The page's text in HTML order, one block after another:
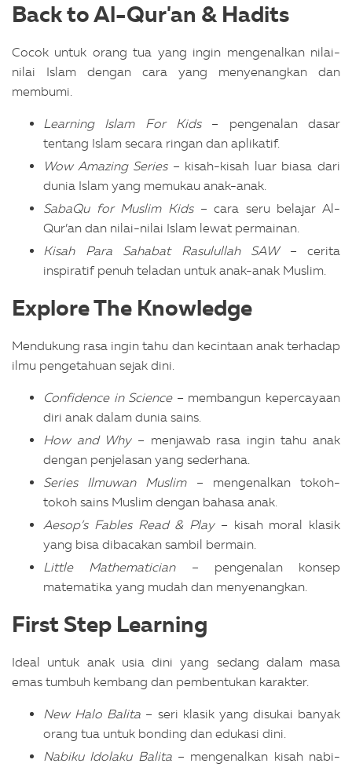
Back to Al-Qur'an & Hadits
Cocok untuk orang tua yang ingin mengenalkan nilai-
nilai Islam dengan cara yang menyenangkan dan
membumi.
Learning Islam For Kids– pengenalan dasar
tentang Islam secara ringan dan aplikatif.
Wow Amazing Series– kisah-kisah luar biasa dari
dunia Islam yang memukau anak-anak.
SabaQu for Muslim Kids– cara seru belajar Al-
Qur’an dan nilai-nilai Islam lewat permainan.
Kisah Para Sahabat Rasulullah SAW– cerita
inspiratif penuh teladan untuk anak-anak Muslim.
Explore The Knowledge
Mendukung rasa ingin tahu dan kecintaan anak terhadap
ilmu pengetahuan sejak dini.
Confidence in Science– membangun kepercayaan
diri anak dalam dunia sains.
How and Why– menjawab rasa ingin tahu anak
dengan penjelasan yang sederhana.
Series Ilmuwan Muslim– mengenalkan tokoh-
tokoh sains Muslim dengan bahasa anak.
Aesop’s Fables Read & Play– kisah moral klasik
yang bisa dibacakan sambil bermain.
Little Mathematician– pengenalan konsep
matematika yang mudah dan menyenangkan.
First Step Learning
Ideal untuk anak usia dini yang sedang dalam masa
emas tumbuh kembang dan pembentukan karakter.
New Halo Balita – seri klasik yang disukai banyak
orang tua untuk bonding dan edukasi dini.
Nabiku Idolaku Balita– mengenalkan kisah nabi-